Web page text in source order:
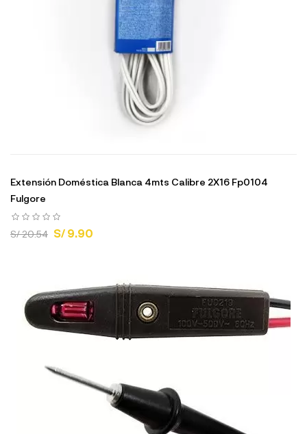
Extensión Doméstica Blanca 4mts Calibre 2X16 Fp0104
Fulgore
S/ 20.54 S/ 9.90